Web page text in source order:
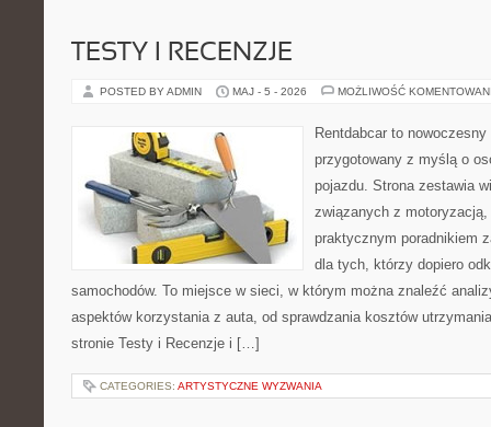
TESTY I RECENZJE
POSTED BY ADMIN MAJ - 5 - 2026 MOŻLIWOŚĆ
Rentdabcar to
przygotowany z myślą o
pojazdu. Strona zestawia
związanych z
praktycznym poradnikiem
dla tych, którzy dopiero
samochodów. To miejsce w sieci, w którym można znaleźć
aspektów korzystania z auta, od sprawdzania kosztów
stronie Testy i Recenzje i […]
CATEGORIES: ARTYSTYCZNE WYZWANIA